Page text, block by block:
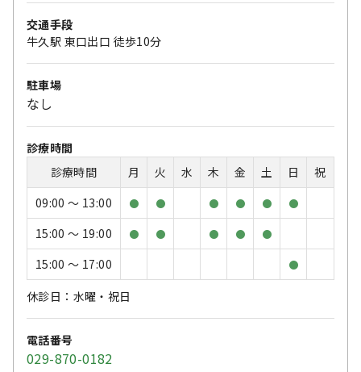
交通手段
牛久駅 東口出口 徒歩10分
駐車場
なし
診療時間
診療時間
月 火 水 木 金 土 日
祝
09:00 〜 13:00
● ● ● ● ● ●
15:00 〜 19:00 ● ● ● ● ●
15:00 〜 17:00 ●
休診日：水曜・祝日
電話番号
029-870-0182